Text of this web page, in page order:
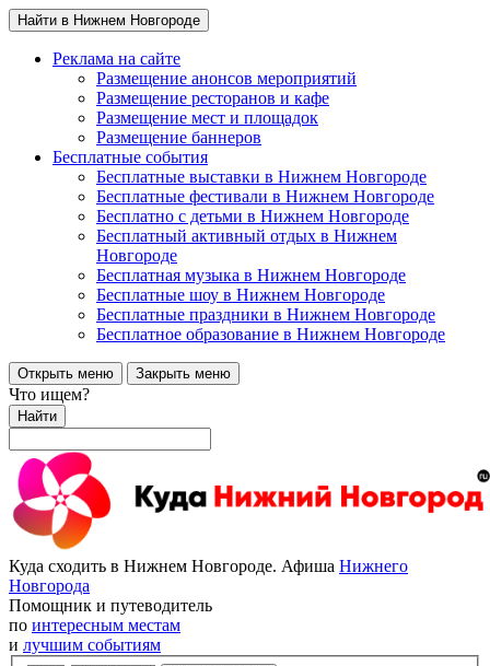
Найти в Нижнем Новгороде
Реклама на сайте
Размещение анонсов мероприятий
Размещение ресторанов и кафе
Размещение мест и площадок
Размещение баннеров
Бесплатные события
Бесплатные выставки в Нижнем Новгороде
Бесплатные фестивали в Нижнем Новгороде
Бесплатно с детьми в Нижнем Новгороде
Бесплатный активный отдых в Нижнем
Новгороде
Бесплатная музыка в Нижнем Новгороде
Бесплатные шоу в Нижнем Новгороде
Бесплатные праздники в Нижнем Новгороде
Бесплатное образование в Нижнем Новгороде
Открыть меню Закрыть меню
Что ищем?
Найти
Куда сходить в Нижнем Новгороде. Афиша Нижнего
Новгорода
Помощник и путеводитель
по интересным местам
и лучшим событиям